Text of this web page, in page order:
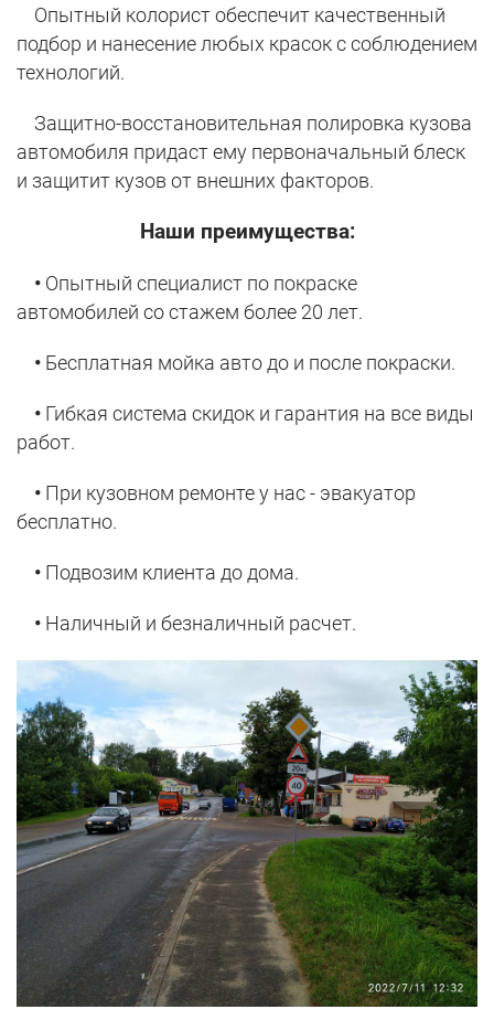
Опытный колорист обеспечит качественный
подбор и нанесение любых красок с соблюдением
технологий.
Защитно-восстановительная полировка кузова
автомобиля придаст ему первоначальный блеск
и защитит кузов от внешних факторов.
Наши преимущества:
• Опытный специалист по покраске
автомобилей со стажем более 20 лет.
• Бесплатная мойка авто до и после покраски.
• Гибкая система скидок и гарантия на все виды
работ.
• При кузовном ремонте у нас - эвакуатор
бесплатно.
• Подвозим клиента до дома.
• Наличный и безналичный расчет.